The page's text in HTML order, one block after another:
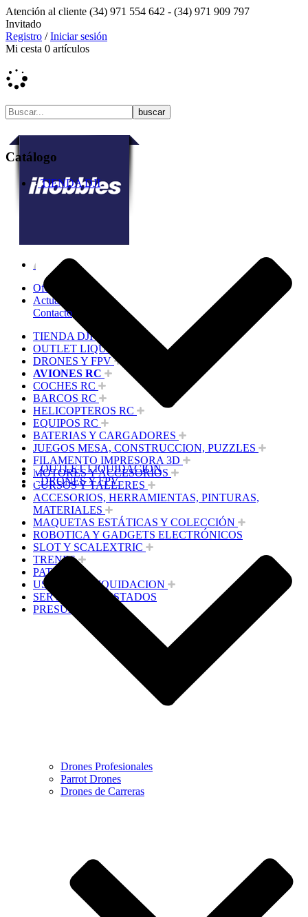
Atención al cliente (34) 971 554 642 - (34) 971 909 797
Invitado
Registro /Iniciar sesión
Mi cesta 0 artículos
Ofertas
Actualidad
Contacto
TIENDA DJI
OUTLET LIQUIDACION
DRONES Y FPV
AVIONES RC
COCHES RC
BARCOS RC
HELICOPTEROS RC
EQUIPOS RC
BATERIAS Y CARGADORES
JUEGOS MESA, CONSTRUCCION, PUZZLES
FILAMENTO IMPRESORA 3D
MOTORES Y ACCESORIOS
CURSOS Y TALLERES
ACCESORIOS, HERRAMIENTAS, PINTURAS,
MATERIALES
MAQUETAS ESTÁTICAS Y COLECCIÓN
ROBOTICA Y GADGETS ELECTRÓNICOS
SLOT Y SCALEXTRIC
TRENES
PATINES
USADOS Y LIQUIDACION
SERVICIOS PRESTADOS
PRESUPUESTOS
Catálogo
TIENDA DJI
OUTLET LIQUIDACION
DRONES Y FPV
Drones Profesionales
Parrot Drones
Drones de Carreras